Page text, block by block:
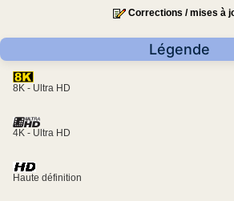
Corrections / mises à
Légende
8K - Ultra HD
4K - Ultra HD
Haute définition